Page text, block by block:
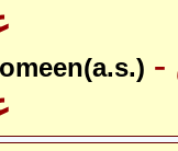
- معصومین